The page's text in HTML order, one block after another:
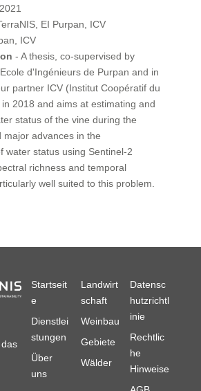
EI Purpan, ICV
ICV
- A thesis, co-supervised by
d'Ingénieurs de Purpan and in
partner ICV (Institut Coopératif du
2018 and aims at estimating and
status of the vine during the
major advances in the
water status using Sentinel-2
richness and temporal
well suited to this problem.
Startseit
e
Dienstlei
stungen
Über
uns
Landwirt
schaft
Weinbau
Gebiete
Wälder
Datensc
hutzrichtl
inie
Rechtlic
he
Hinweise